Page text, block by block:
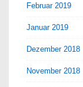
Februar 2019
Januar 2019
Dezember 2018
November 2018